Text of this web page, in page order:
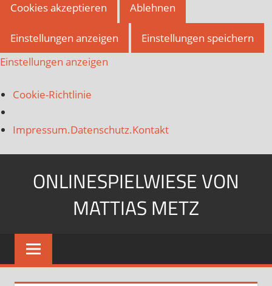
Cookies akzeptieren Ablehnen
Einstellungen anzeigen
Einstellungen speichern
Einstellungen anzeigen
Cookie-Richtlinie
Impressum.Datenschutz.Kontakt
ONLINESPIELWIESE VON
MATTIAS METZ
Pfadfinder.
SciFi-
Gärtner?